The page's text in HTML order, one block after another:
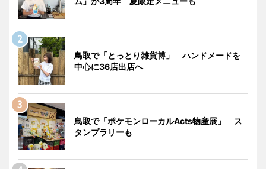
鳥取で「とっとり雑貨博」 ハンドメードを
中心に36店出店へ
鳥取で「ポケモンローカルActs物産展」 ス
タンプラリーも